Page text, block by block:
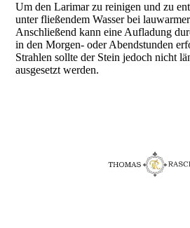
Um den Larimar zu reinigen und zu
unter fließendem Wasser bei
Anschließend kann eine Aufladung
in den Morgen- oder Abendstunden
Strahlen sollte der Stein jedoch nicht
ausgesetzt werden.